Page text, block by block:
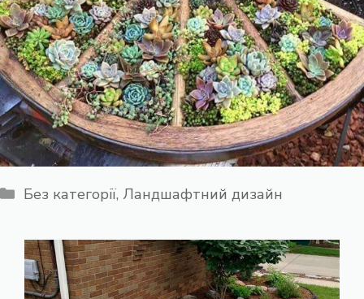
Категорії
Без категорії, Ландшафтний дизайн